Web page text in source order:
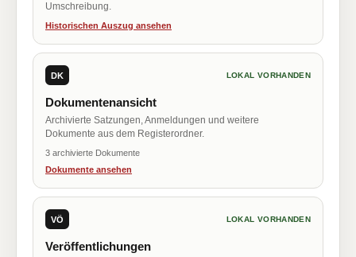
Umschreibung.
Historischen Auszug ansehen
DK LOKAL VORHANDEN
Dokumentenansicht
Archivierte Satzungen, Anmeldungen und weitere
Dokumente aus dem Registerordner.
3 archivierte Dokumente
Dokumente ansehen
VÖ LOKAL VORHANDEN
Veröffentlichungen